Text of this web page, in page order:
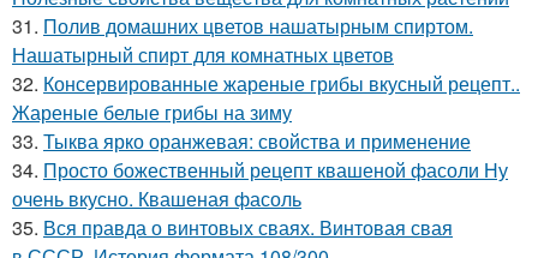
31. Полив домашних цветов нашатырным спиртом.
Нашатырный спирт для комнатных цветов
32. Консервированные жареные грибы вкусный рецепт..
Жареные белые грибы на зиму
33. Тыква ярко оранжевая: свойства и применение
34. Просто божественный рецепт квашеной фасоли Ну
очень вкусно. Квашеная фасоль
35. Вся правда о винтовых сваях. Винтовая свая